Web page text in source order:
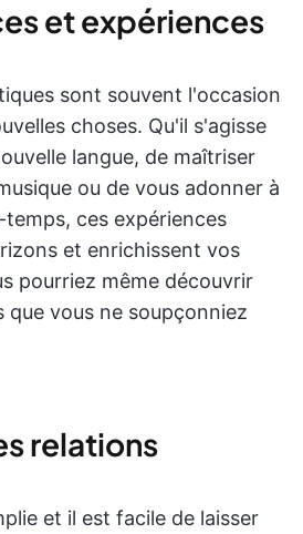
et expériences
sont souvent l'occasion
choses. Qu'il s'agisse
langue, de maîtriser
ou de vous adonner à
ces expériences
et enrichissent vos
pourriez même découvrir
que vous ne soupçonniez
relations
et il est facile de laisser